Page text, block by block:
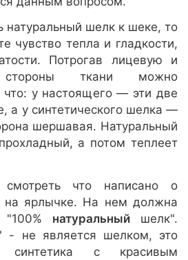
натуральный шелк к шеке, то
чувство тепла и гладкости,
Потрогав лицевую и
стороны ткани можно
что: у настоящего — эти две
а у синтетического шелка —
шершавая. Натуральный
а потом теплеет
смотреть что написано о
на ярлычке. На нем должна
"100% натуральный шелк".
- не является шелком, это
синтетика с красивым